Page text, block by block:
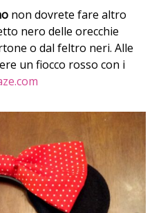
non dovrete fare altro
nero delle orecchie
o dal feltro neri. Alle
un fiocco rosso con i